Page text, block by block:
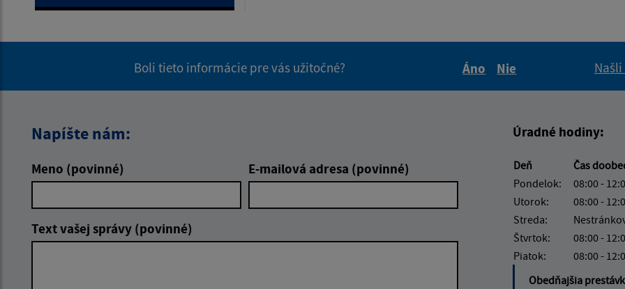
Boli tieto informácie pre vás užitočné?
Áno
Nie
Napíšte nám:
Meno (povinné) E-mailová adresa (povinné)
Text vašej správy (povinné)
Úradné hodiny:
Deň Čas
Pondelok:
08:00 -
Utorok:
08:00 -
Streda:
Štvrtok:
08:00 -
Piatok:
08:00 -
Obedňajšia